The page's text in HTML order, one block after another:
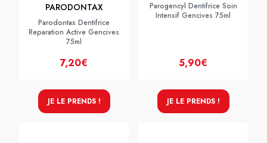
PARODONTAX
Parodontax Dentifrice
Reparation Active Gencives
75ml
7,20€
JE LE PRENDS !
Parogencyl Dentifrice Soin
Intensif Gencives 75ml
5,90€
JE LE PRENDS !